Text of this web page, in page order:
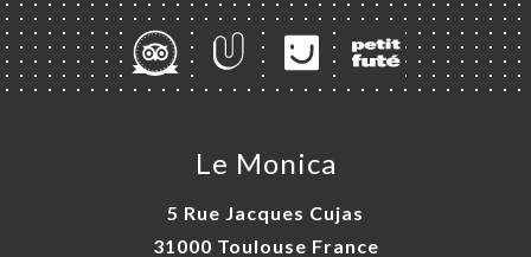
Le Monica
5 Rue Jacques Cujas
31000 Toulouse France